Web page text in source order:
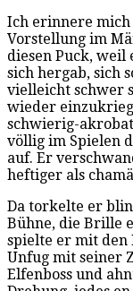
Ich erinnere mich
Vorstellung im
diesen Puck, weil
sich hergab, sich
vielleicht schwer
wieder
schwierig-
völlig im Spielen
auf. Er
heftiger als
Da torkelte er
Bühne, die Brille
spielte er mit
Unfug mit seiner
Elfenboss und